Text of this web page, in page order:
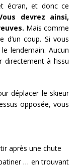
écran, et donc ce
devrez ainsi,
Mais comme
d’un coup. Si vous
lendemain. Aucun
à l’issu
déplacer le skieur
opposée, vous
après une chute
… en trouvant